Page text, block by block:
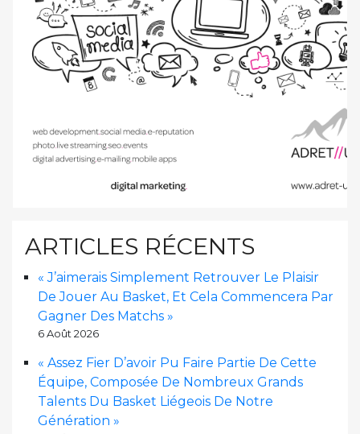
ARTICLES RÉCENTS
« J’aimerais Simplement Retrouver Le Plaisir
De Jouer Au Basket, Et Cela Commencera Par
Gagner Des Matchs »
6 Août 2026
« Assez Fier D’avoir Pu Faire Partie De Cette
Équipe, Composée De Nombreux Grands
Talents Du Basket Liégeois De Notre
Génération »